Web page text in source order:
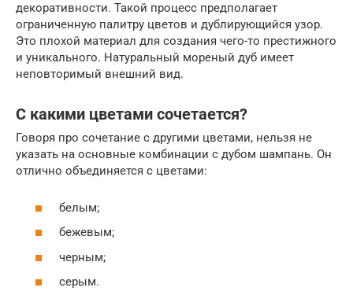
декоративности. Такой процесс предполагает
ограниченную палитру цветов и дублирующийся узор.
Это плохой материал для создания чего-то престижного
и уникального. Натуральный мореный дуб имеет
неповторимый внешний вид.
С какими цветами сочетается?
Говоря про сочетание с другими цветами, нельзя не
указать на основные комбинации с дубом шампань. Он
отлично объединяется с цветами:
белым;
бежевым;
черным;
серым.